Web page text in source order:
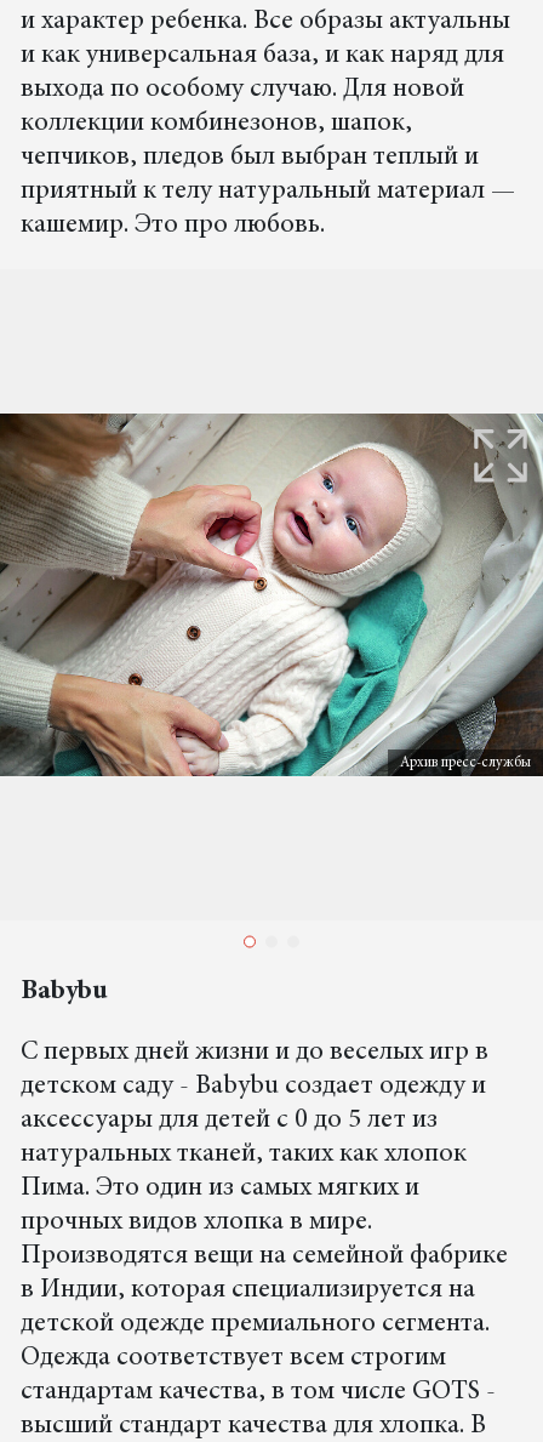
и характер ребенка. Все образы актуальны
и как универсальная база, и как наряд для
выхода по особому случаю. Для новой
коллекции комбинезонов, шапок,
чепчиков, пледов был выбран теплый и
приятный к телу натуральный материал —
кашемир. Это про любовь.
Архив пресс-службы
Babybu
C первых дней жизни и до веселых игр в
детском саду - Babybu создает одежду и
аксессуары для детей с 0 до 5 лет из
натуральных тканей, таких как хлопок
Пима. Это один из самых мягких и
прочных видов хлопка в мире.
Производятся вещи на семейной фабрике
в Индии, которая специализируется на
детской одежде премиального сегмента.
Одежда соответствует всем строгим
стандартам качества, в том числе GOTS -
высший стандарт качества для хлопка. В